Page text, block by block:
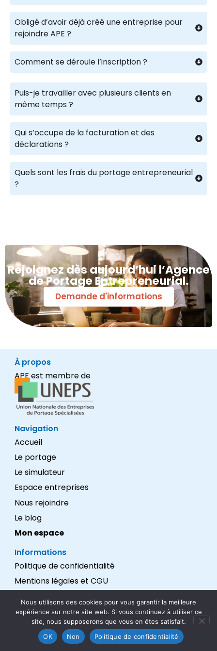
Obligé d’avoir déjà créé une entreprise pour
rejoindre APE ?
Comment se déroule l’inscription ?
Puis-je travailler avec plusieurs clients en
même temps ?
Qui s’occupe de la facturation et des
déclarations ?
Quels sont les frais du portage entrepreneurial
?
Rejoignez dès aujourd’hui l’Agence
de Portage Entrepreneurial.
Demande d'informations
À propos
APE est membre de
Navigation
Accueil
Le portage
Le simulateur
Espace entreprises
Nous rejoindre
Le blog
Mon espace
Informations
Politique de confidentialité
Mentions légales et CGU
Nous suivre
Nous utilisons des cookies pour vous garantir la meilleure
expérience sur notre site web. Si vous continuez à utiliser ce
site, nous supposerons que vous en êtes satisfait.
OK
Non Politique de confidentialité